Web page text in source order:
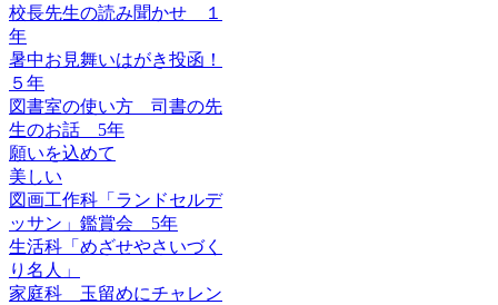
校長先生の読み聞かせ １
年
暑中お見舞いはがき投函！
５年
図書室の使い方 司書の先
生のお話 5年
願いを込めて
美しい
図画工作科「ランドセルデ
ッサン」鑑賞会 5年
生活科「めざせやさいづく
り名人」
家庭科 玉留めにチャレン